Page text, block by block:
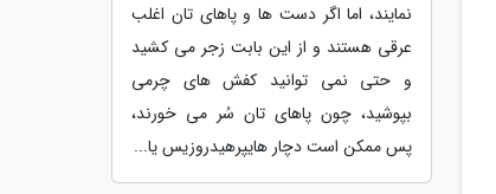
نمایند، اما اگر دست ها و پاهای تان اغلب
عرقی هستند و از این بابت زجر می کشید
و حتی نمی توانید کفش های چرمی
بپوشید، چون پاهای تان سُر می خورند،
پس ممکن است دچار هایپرهیدروزیس یا...